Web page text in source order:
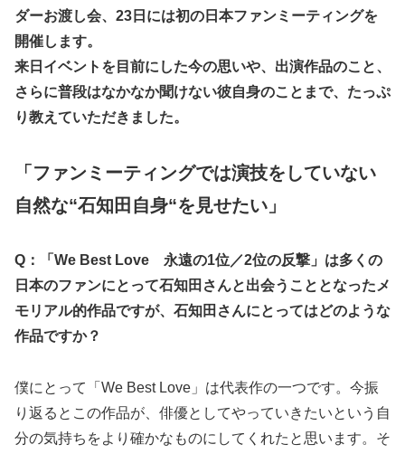
ダーお渡し会、23日には初の日本ファンミーティングを
開催します。
来日イベントを目前にした今の思いや、出演作品のこと、
さらに普段はなかなか聞けない彼自身のことまで、たっぷ
り教えていただきました。
「ファンミーティングでは演技をしていない
自然な“石知田自身“を見せたい」
Q：「We Best Love 永遠の1位／2位の反撃」は多くの
日本のファンにとって石知田さんと出会うこととなったメ
モリアル的作品ですが、石知田さんにとってはどのような
作品ですか？
僕にとって「We Best Love」は代表作の一つです。今振
り返るとこの作品が、俳優としてやっていきたいという自
分の気持ちをより確かなものにしてくれたと思います。そ